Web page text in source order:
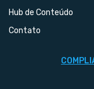
Hub de Conteúdo
Contato